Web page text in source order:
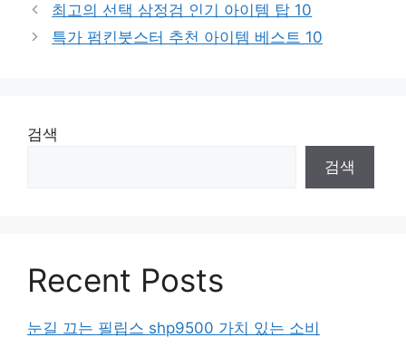
최고의 선택 삼정검 인기 아이템 탑 10
특가 펌킨붓스터 추천 아이템 베스트 10
검색
검색
Recent Posts
눈길 끄는 필립스 shp9500 가치 있는 소비